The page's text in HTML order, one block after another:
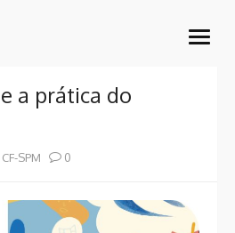
CF-SPM
Madeira
open
a prática do
CF-SPM 0